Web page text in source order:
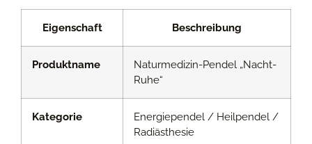
Eigenschaft Beschreibung
Produktname
Naturmedizin-Pendel „Nacht-
Ruhe“
Kategorie
Energiependel / Heilpendel /
Radiästhesie